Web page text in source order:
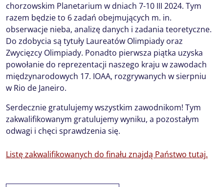
chorzowskim Planetarium w dniach 7-10 III 2024. Tym
razem będzie to 6 zadań obejmujących m. in.
obserwacje nieba, analizę danych i zadania teoretyczne.
Do zdobycia są tytuły Laureatów Olimpiady oraz
Zwycięzcy Olimpiady. Ponadto pierwsza piątka uzyska
powołanie do reprezentacji naszego kraju w zawodach
międzynarodowych 17. IOAA, rozgrywanych w sierpniu
w Rio de Janeiro.
Serdecznie gratulujemy wszystkim zawodnikom! Tym
zakwalifikowanym gratulujemy wyniku, a pozostałym
odwagi i chęci sprawdzenia się.
Listę zakwalifikowanych do finału znajdą Państwo tutaj.